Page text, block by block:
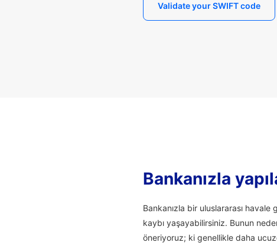
Validate your SWIFT code
Bankanızla
Bankanızla bir uluslararası
kaybı yaşayabilirsiniz. Bunun
öneriyoruz; ki genellikle daha